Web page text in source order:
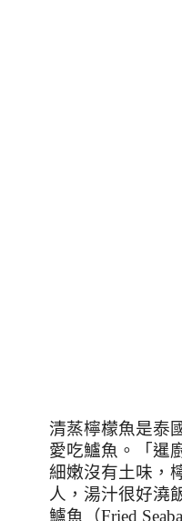
清蒸檸檬魚是泰
愛吃鱸魚。「暹
細嫩沒有土味，
人，湯汁很好澆
鱸魚（Fried